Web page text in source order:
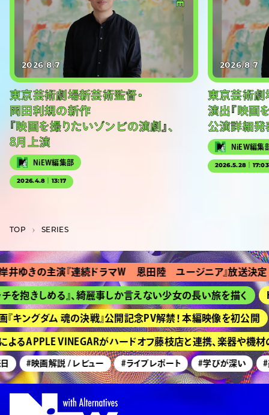
2026.8.7
東京芸術劇場新芸術監督・
岡田利規の新作
『映画を撮りたいゾンビの演劇』、
8月上演
NiEW編集部
2026.4.8｜13:17
2026.8.7
東京芸術劇
演出『映画
公演詳細発
NiEW編集
2026.5.28｜17:03
TOP SERIES
の主演『連続ドラマＷ 恩田陸 ユージニア』放送決定 『
しめる』、綺麗事しか言えない少女の長い旅を描く
グダム 魂の決戦』公開記念PV解禁！ 本編映像を初公開 京
APPLE VINEGARがハードオフ藤枝店と連携、楽器や機材の
#映画解説 / レビュー #ライブレポート #学びが深い #美術